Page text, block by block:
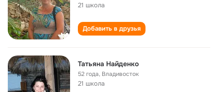
21 школа
Добавить в друзья
Татьяна Найденко
52 года, Владивосток
21 школа